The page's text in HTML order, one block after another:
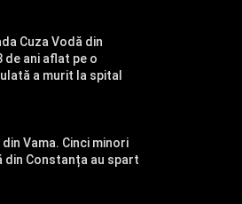
Cuza Vodă din
de ani aflat pe o
a murit la spital
Vama. Cinci minori
din Constanța au spart